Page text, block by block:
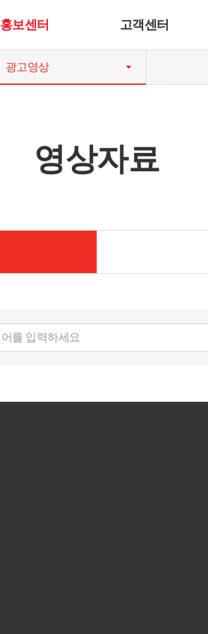
홍보센터 고객센터
광고영상
영상자료